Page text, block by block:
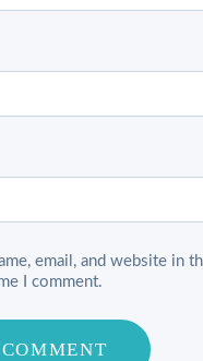
email, and website in
I comment.